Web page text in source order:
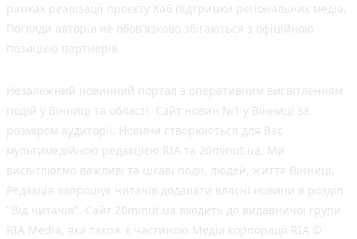
рамках реалізації проєкту Хаб підтримки регіональних медіа.
Погляди авторів не обов'язково збігаються з офіційною
позицією партнерів
Незалежний новинний портал з оперативним висвітленням
подій у Вінниці та області. Сайт новин №1 у Вінниці за
розміром аудиторії. Новини створюються для Вас
мультимедійною редакцією RIA та 20minut.ua. Ми
висвітлюємо важливі та цікаві події, людей, життя Вінниці.
Редакція запрошує читачів додавати власні новини в розділ
"Від читачів". Сайт 20minut.ua входить до видавничої групи
RIA Media, яка також є частиною Медіа корпорації RIA ©